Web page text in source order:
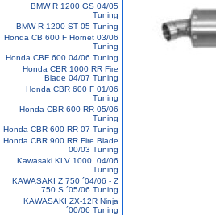
BMW R 1200 GS 04/05
Tuning
BMW R 1200 ST 05 Tuning
Honda CB 600 F Hornet 03/06
Tuning
Honda CBF 600 04/06 Tuning
Honda CBR 1000 RR Fire
Blade 04/07 Tuning
Honda CBR 600 F 01/06
Tuning
Honda CBR 600 RR 05/06
Tuning
Honda CBR 600 RR 07 Tuning
Honda CBR 900 RR Fire Blade
00/03 Tuning
Kawasaki KLV 1000, 04/06
Tuning
KAWASAKI Z 750 ´04/06 - Z
750 S ´05/06 Tuning
KAWASAKI ZX-12R Ninja
´00/06 Tuning